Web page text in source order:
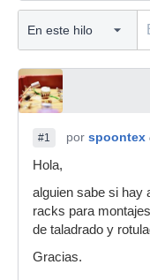
#1 por spoontex
Hola,
alguien sabe si hay
racks para
de taladrado y
Gracias.